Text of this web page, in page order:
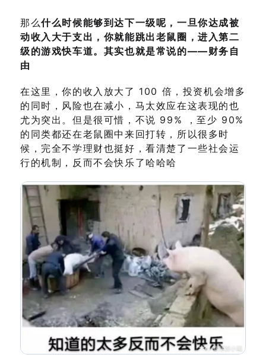
那么什么时候能够到达下一级呢，一旦你达成被
动收入大于支出，你就能跳出老鼠圈，进入第二
级的游戏快车道。其实也就是常说的——财务自
由
在这里，你的收入放大了 100 倍，投资机会增多
的同时，风险也在减小，马太效应在这表现的也
尤为突出。但是很可惜，不说 99% ，至少 90%
的同类都还在老鼠圈中来回打转，所以很多时
候，完全不学理财也挺好，看清楚了一些社会运
行的机制，反而不会快乐了哈哈哈